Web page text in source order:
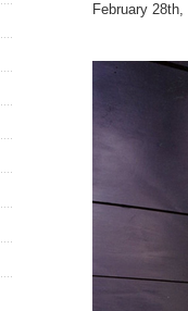
February 28th,